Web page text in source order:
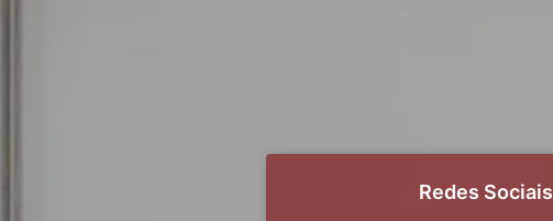
Redes Sociais